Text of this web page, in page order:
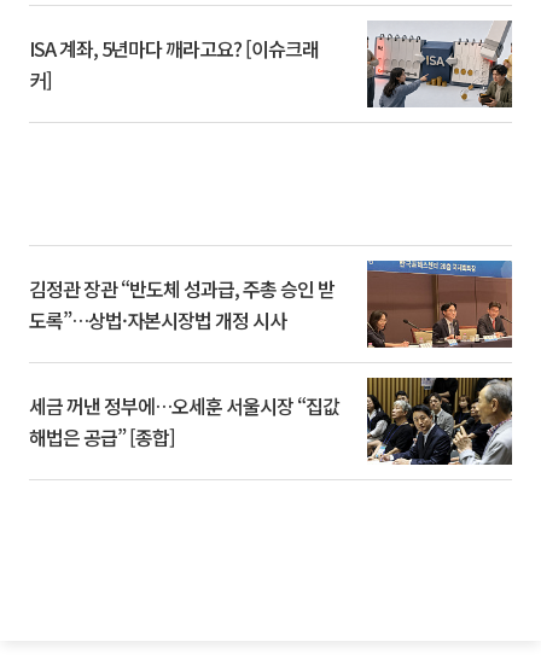
ISA 계좌, 5년마다 깨라고요? [이슈크래
커]
김정관 장관 “반도체 성과급, 주총 승인 받
도록”…상법·자본시장법 개정 시사
세금 꺼낸 정부에…오세훈 서울시장 “집값
해법은 공급” [종합]